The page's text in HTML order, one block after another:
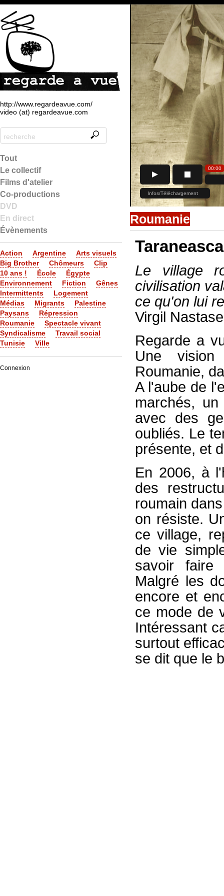
Roumanie
Le village
civilisation
ce qu'on lui
Virgil
Regarde a
Une vision
Roumanie,
A l'aube de
marchés,
avec des
oubliés. Le
présente, et
En 2006, à
des
roumain
on résiste.
ce village,
de vie
savoir faire
Malgré les
encore et
ce mode de
Intéressant
surtout
se dit que le
http://www.regardeavue.com/
video (at) regardeavue.com
Tout
Le collectif
Films d'atelier
Co-productions
DVD
En direct
Évènements
Action Argentine
Arts visuels
Big Brother
Chômeurs
Clip
10 ans !
École
Égypte
Environnement
Fiction
Gênes
Intermittents
Logement
Médias
Migrants
Palestine
Paysans
Répression
Roumanie
Spectacle vivant
Syndicalisme
Travail social
Tunisie
Ville
Connexion